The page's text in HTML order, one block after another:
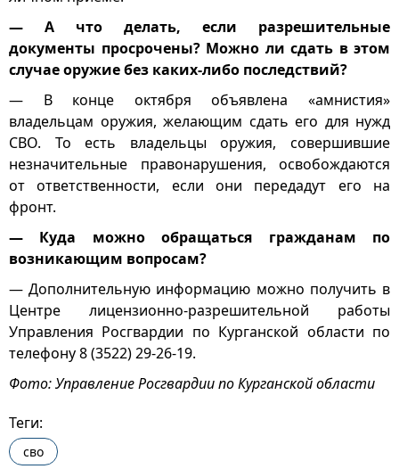
— А что делать, если разрешительные
документы просрочены? Можно ли сдать в этом
случае оружие без каких-либо последствий?
— В конце октября объявлена «амнистия»
владельцам оружия, желающим сдать его для нужд
СВО. То есть владельцы оружия, совершившие
незначительные правонарушения, освобождаются
от ответственности, если они передадут его на
фронт.
— Куда можно обращаться гражданам по
возникающим вопросам?
— Дополнительную информацию можно получить в
Центре лицензионно-разрешительной работы
Управления Росгвардии по Курганской области по
телефону 8 (3522) 29-26-19.
Фото: Управление Росгвардии по Курганской области
Теги:
сво